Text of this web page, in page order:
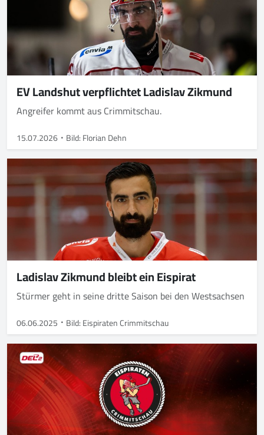
EV Landshut verpflichtet Ladislav Zikmund
Angreifer kommt aus Crimmitschau.
15.07.2026 Bild: Florian Dehn
Ladislav Zikmund bleibt ein Eispirat
Stürmer geht in seine dritte Saison bei den Westsachsen
06.06.2025 Bild: Eispiraten Crimmitschau